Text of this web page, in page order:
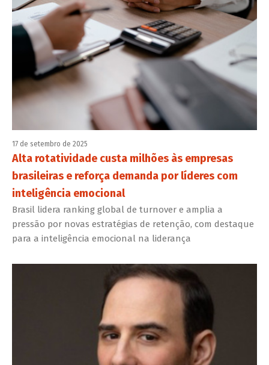
17 de setembro de 2025
Alta rotatividade custa milhões às empresas
brasileiras e reforça demanda por líderes com
inteligência emocional
Brasil lidera ranking global de turnover e amplia a
pressão por novas estratégias de retenção, com destaque
para a inteligência emocional na liderança